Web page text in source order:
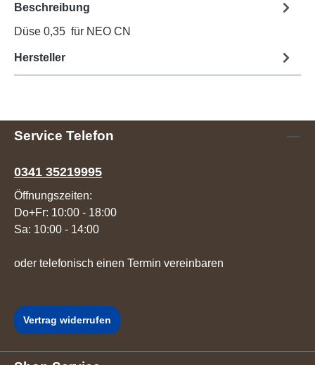
Beschreibung
Düse 0,35 für NEO CN
Hersteller
Service Telefon
0341 35219995
Öffnungszeiten:
Do+Fr: 10:00 - 18:00
Sa: 10:00 - 14:00
oder telefonisch einen Termin vereinbaren
Vertrag widerrufen